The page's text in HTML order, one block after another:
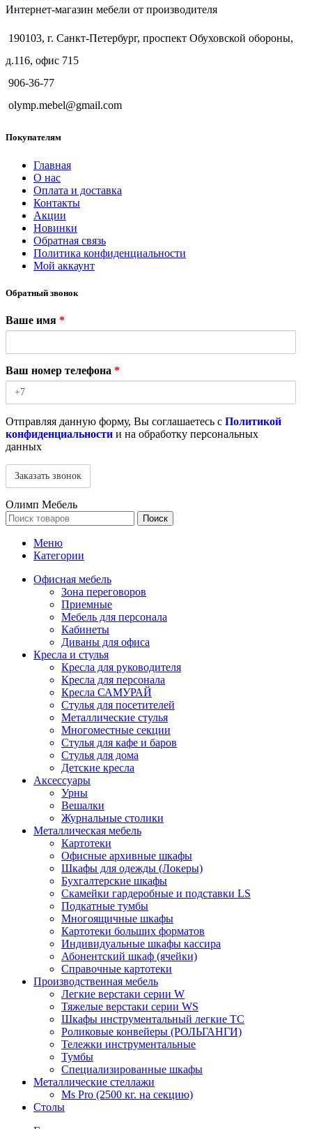
Интернет-магазин мебели от производителя
190103, г. Санкт-Петербург, проспект Обуховской обороны,
д.116, офис 715
906-36-77
olymp.mebel@gmail.com
Покупателям
Главная
О нас
Оплата и доставка
Контакты
Акции
Новинки
Обратная связь
Политика конфиденциальности
Мой аккаунт
Обратный звонок
Ваше имя *
Ваш номер телефона *
Отправляя данную форму, Вы соглашаетесь с Политикой
конфиденциальности и на обработку персональных
данных
Олимп Мебель
Поиск
Меню
Категории
Офисная мебель
Зона переговоров
Приемные
Мебель для персонала
Кабинеты
Диваны для офиса
Кресла и стулья
Кресла для руководителя
Кресла для персонала
Кресла САМУРАЙ
Стулья для посетителей
Металлические стулья
Многоместные секции
Стулья для кафе и баров
Стулья для дома
Детские кресла
Аксессуары
Урны
Вешалки
Журнальные столики
Металлическая мебель
Картотеки
Офисные архивные шкафы
Шкафы для одежды (Локеры)
Бухгалтерские шкафы
Скамейки гардеробные и подставки LS
Подкатные тумбы
Многоящичные шкафы
Картотеки больших форматов
Индивидуальные шкафы кассира
Абонентский шкаф (ячейки)
Справочные картотеки
Производственная мебель
Легкие верстаки серии W
Тяжелые верстаки серии WS
Шкафы инструментальный легкие ТС
Роликовые конвейеры (РОЛЬГАНГИ)
Тележки инструментальные
Тумбы
Специализированные шкафы
Металлические стеллажи
Ms Pro (2500 кг. на секцию)
Столы